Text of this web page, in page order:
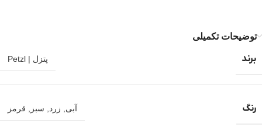
توضیحات تکمیلی
برند پتزل | Petzl
رنگ آبی زرد سبز قرمز